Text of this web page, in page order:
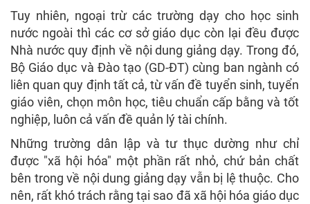
Tuy nhiên, ngoại trừ các trường dạy cho học sinh
nước ngoài thì các cơ sở giáo dục còn lại đều được
Nhà nước quy định về nội dung giảng dạy. Trong đó,
Bộ Giáo dục và Đào tạo (GD-ĐT) cùng ban ngành có
liên quan quy định tất cả, từ vấn đề tuyển sinh, tuyển
giáo viên, chọn môn học, tiêu chuẩn cấp bằng và tốt
nghiệp, luôn cả vấn đề quản lý tài chính.
Những trường dân lập và tư thục dường như chỉ
được "xã hội hóa" một phần rất nhỏ, chứ bản chất
bên trong về nội dung giảng dạy vẫn bị lệ thuộc. Cho
nên, rất khó trách rằng tại sao đã xã hội hóa giáo dục